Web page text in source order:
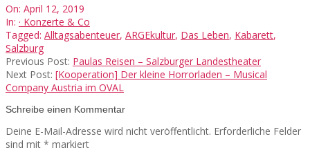
2019-
04-
12
On: April 12, 2019
In: · Konzerte & Co
Tagged: Alltagsabenteuer, ARGEkultur, Das Leben, Kabarett,
Salzburg
Previous Post: Paulas Reisen – Salzburger Landestheater
Next Post: [Kooperation] Der kleine Horrorladen – Musical
Company Austria im OVAL
Schreibe einen Kommentar
Deine E-Mail-Adresse wird nicht veröffentlicht. Erforderliche Felder
sind mit * markiert